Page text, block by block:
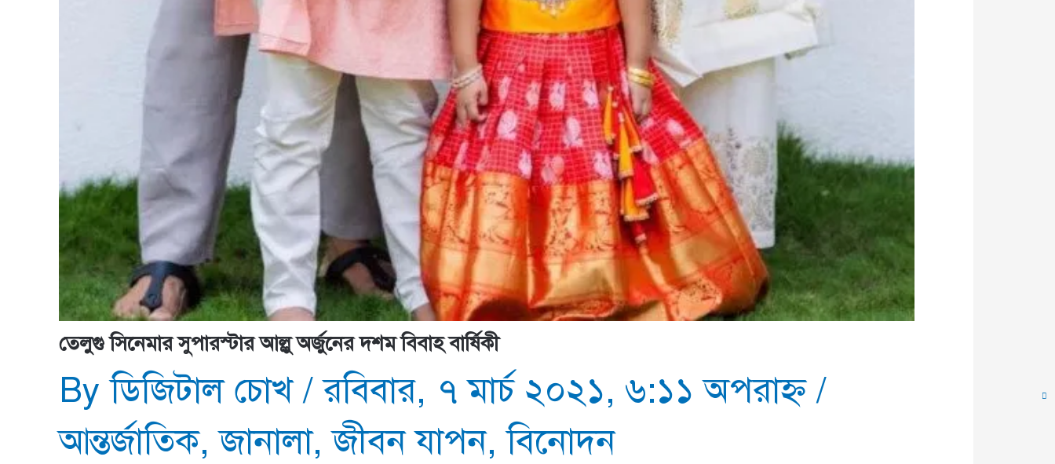
তেলুগু সিনেমার সুপারস্টার আল্লু অর্জুনের দশম বিবাহ বার্ষিকী
Byডিজিটাল চোখ/রবিবার, ৭ মার্চ ২০২১, ৬:১১ অপরাহ্ণ/
আন্তর্জাতিক,জানালা,জীবন যাপন,বিনোদন